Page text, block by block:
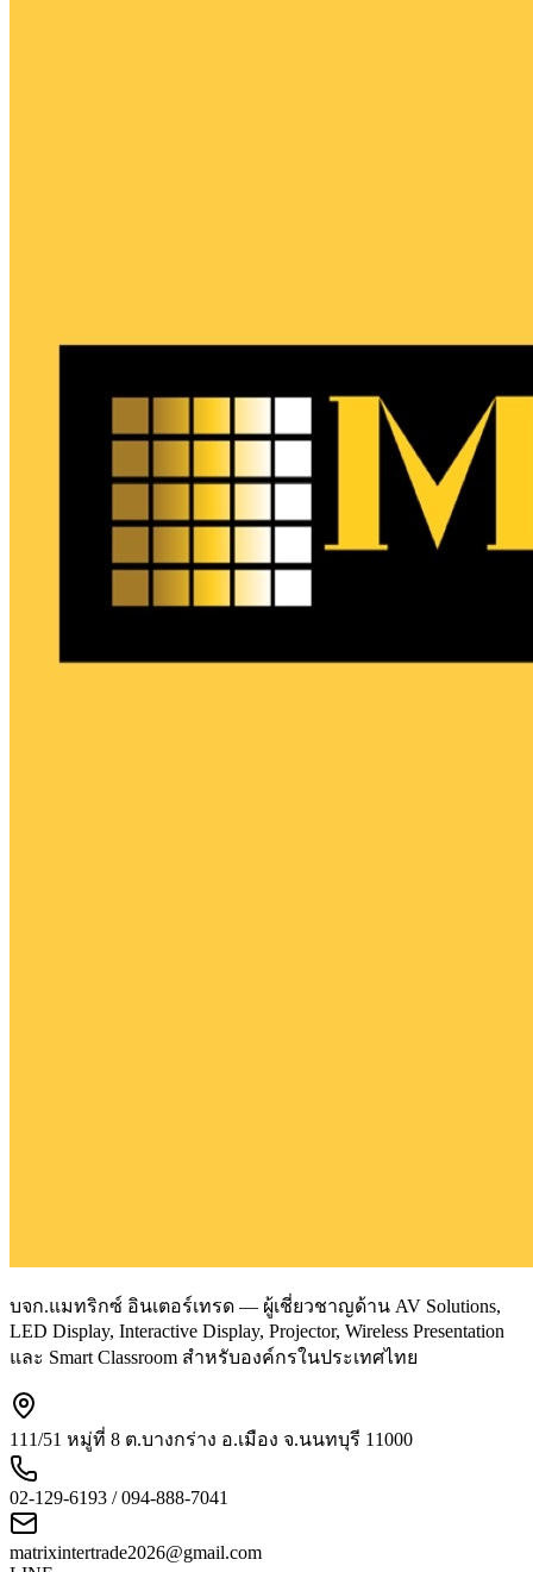
บจก.แมทริกซ์ อินเตอร์เทรด — ผู้เชี่ยวชาญด้าน AV Solutions,
LED Display, Interactive Display, Projector, Wireless Presentation
และ Smart Classroom สำหรับองค์กรในประเทศไทย
111/51 หมู่ที่ 8 ต.บางกร่าง อ.เมือง จ.นนทบุรี 11000
02-129-6193 / 094-888-7041
matrixintertrade2026@gmail.com